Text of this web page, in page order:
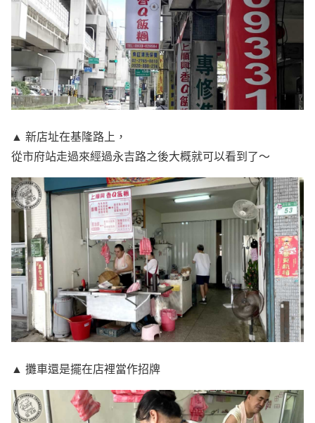
▲ 新店址在基隆路上，
從市府站走過來經過永吉路之後大概就可以看到了～
▲ 攤車還是擺在店裡當作招牌